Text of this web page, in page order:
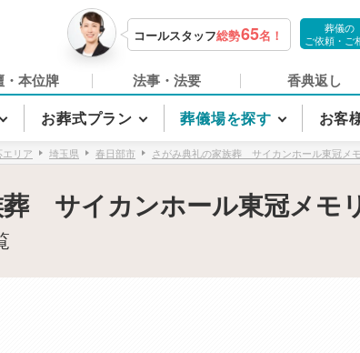
コールスタッフ総勢65名！
葬儀の
ご依頼・ご
・本位牌 法事・法要 香典返し
お葬式プラン 葬儀場を探す お客
リア 埼玉県 春日部市 さがみ典礼の家族葬 サイカンホール東冠メ
葬 サイカンホール東冠メモ